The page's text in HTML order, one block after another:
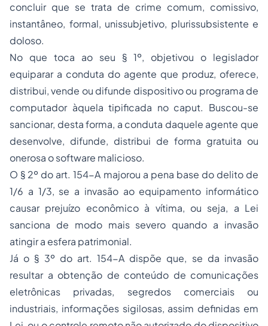
concluir que se trata de crime comum, comissivo,
instantâneo, formal, unissubjetivo, plurissubsistente e
doloso.
No que toca ao seu § 1º, objetivou o legislador
equiparar a conduta do agente que produz, oferece,
distribui, vende ou difunde dispositivo ou programa de
computador àquela tipificada no caput. Buscou-se
sancionar, desta forma, a conduta daquele agente que
desenvolve, difunde, distribui de forma gratuita ou
onerosa o software malicioso.
O § 2º do art. 154-A majorou a pena base do delito de
1/6 a 1/3, se a invasão ao equipamento informático
causar prejuízo econômico à vítima, ou seja, a Lei
sanciona de modo mais severo quando a invasão
atingir a esfera patrimonial.
Já o § 3º do art. 154-A dispõe que, se da invasão
resultar a obtenção de conteúdo de comunicações
eletrônicas privadas, segredos comerciais ou
industriais, informações sigilosas, assim definidas em